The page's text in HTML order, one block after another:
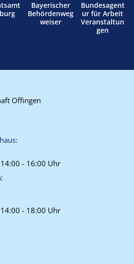
Bayerischer
Behördenweg
weiser
Bundesagent
ur für Arbeit
Veranstaltun
gen
Offingen
- 16:00 Uhr
- 18:00 Uhr